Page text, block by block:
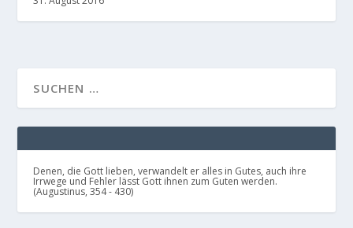
Denen, die Gott lieben, verwandelt er alles in Gutes, auch ihre
Irrwege und Fehler lässt Gott ihnen zum Guten werden.
(Augustinus, 354 - 430)